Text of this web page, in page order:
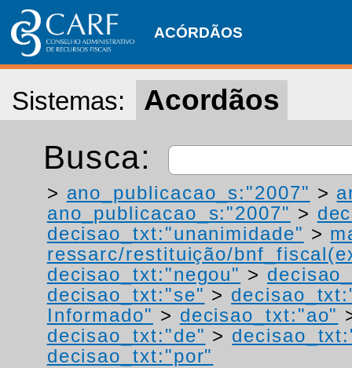
ACÓRDÃOS
Sistemas: Acordãos
Busca:
> ano_publicacao_s:"2007" >
ano_publicacao_s:"2007" >
decisao_txt:"unanimidade" >
ressarc/restituição/
decisao_txt:"negou" >
decisao_txt:"se" >
Informado" > decisao_txt:"ao"
decisao_txt:"de" >
decisao_txt:"por"